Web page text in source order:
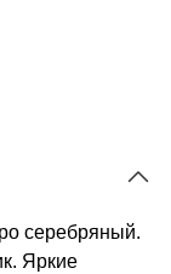
серебряный.
Яркие